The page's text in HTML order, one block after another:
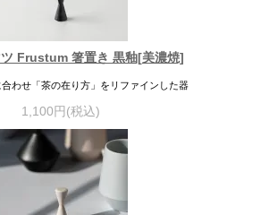
Frustum 箸置き 黒釉[美濃焼]
わせ「茶の在り方」をリファインした器
1,100円(税込)